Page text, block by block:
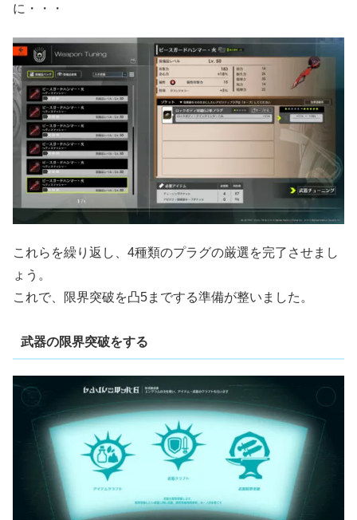
に・・・
これらを繰り返し、4種類のプラグの厳選を完了させまし
ょう。
これで、限界突破を凸5までする準備が整いました。
武器の限界突破をする